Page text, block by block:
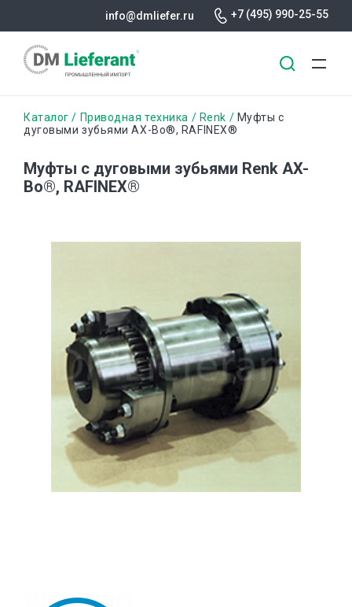
содержанию
info@dmliefer.ru +7 (495) 990-25-55
Строка
Каталог Приводная техника Renk
Муфты с
дуговыми зубьями AX-Bo®, RAFINEX®
Муфты с дуговыми зубьями Renk AX-
Bo®, RAFINEX®